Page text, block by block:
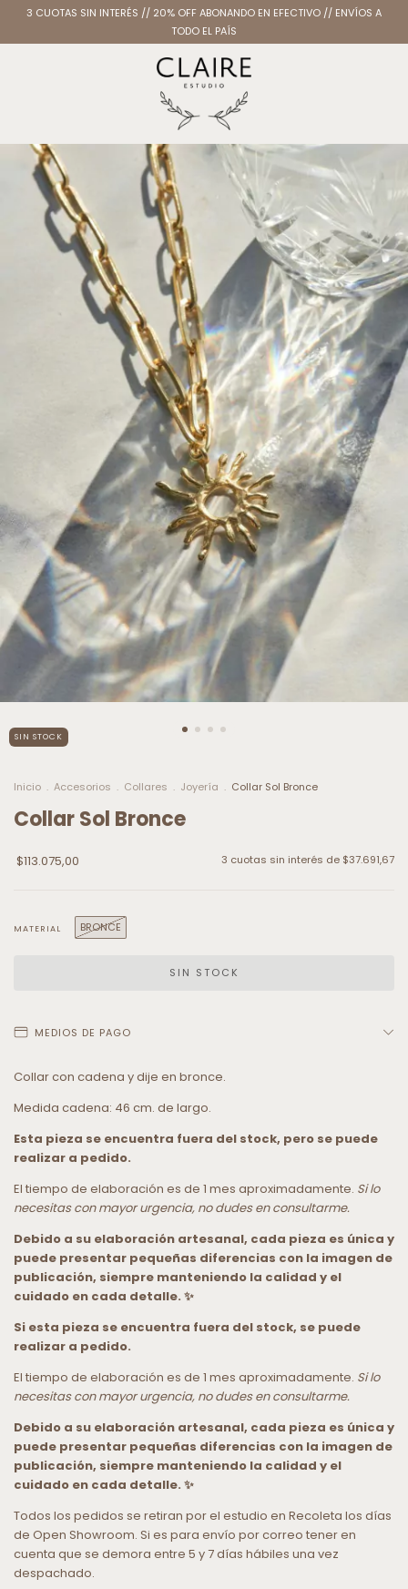
3 CUOTAS SIN INTERÉS // 20% OFF ABONANDO EN EFECTIVO // ENVÍOS A
TODO EL PAÍS
SIN STOCK
Inicio . Accesorios . Collares . Joyería . Collar Sol Bronce
Collar Sol Bronce
$113.075,00 3 cuotas sin interés de $37.691,67
MATERIAL BRONCE
MEDIOS DE PAGO
Collar con cadena y dije en bronce.
Medida cadena: 46 cm. de largo.
Esta pieza se encuentra fuera del stock, pero se puede
realizar a pedido.
El tiempo de elaboración es de 1 mes aproximadamente. Si lo
necesitas con mayor urgencia, no dudes en consultarme.
Debido a su elaboración artesanal, cada pieza es única y
puede presentar pequeñas diferencias con la imagen de
publicación, siempre manteniendo la calidad y el
cuidado en cada detalle. ✨
Si esta pieza se encuentra fuera del stock, se puede
realizar a pedido.
El tiempo de elaboración es de 1 mes aproximadamente. Si lo
necesitas con mayor urgencia, no dudes en consultarme.
Debido a su elaboración artesanal, cada pieza es única y
puede presentar pequeñas diferencias con la imagen de
publicación, siempre manteniendo la calidad y el
cuidado en cada detalle. ✨
Todos los pedidos se retiran por el estudio en Recoleta los días
de Open Showroom. Si es para envío por correo tener en
cuenta que se demora entre 5 y 7 días hábiles una vez
despachado.